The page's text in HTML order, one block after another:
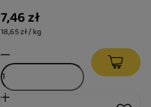
7,46 zł
18,65 zł / kg